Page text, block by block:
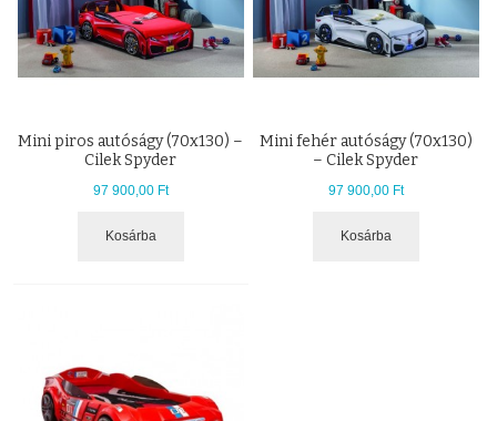
Mini piros autóságy (70x130) –
Cilek Spyder
97 900,00 Ft
Kosárba
Mini fehér autóságy (70x130)
– Cilek Spyder
97 900,00 Ft
Kosárba